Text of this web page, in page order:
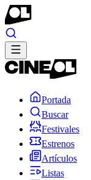
Portada
Buscar
Festivales
Estrenos
Artículos
Listas